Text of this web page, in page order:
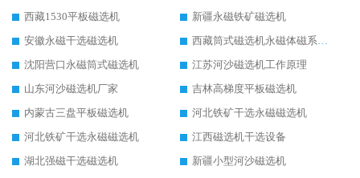
西藏1530平板磁选机
新疆永磁铁矿磁选机
安徽永磁干选磁选机
西藏筒式磁选机永磁体磁系设计
沈阳营口永磁筒式磁选机
江苏河沙磁选机工作原理
山东河沙磁选机厂家
吉林高梯度平板磁选机
内蒙古三盘平板磁选机
河北铁矿干选永磁磁选机
河北铁矿干选永磁磁选机
江西磁选机干选设备
湖北强磁干选磁选机
新疆小型河沙磁选机